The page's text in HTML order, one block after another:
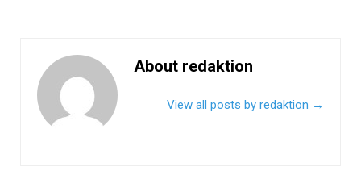
About redaktion
View all posts by redaktion →